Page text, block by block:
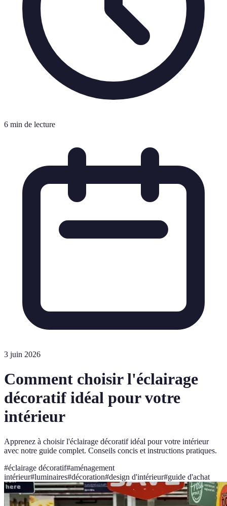
6 min de lecture
3 juin 2026
Comment choisir l'éclairage
décoratif idéal pour votre
intérieur
Apprenez à choisir l'éclairage décoratif idéal pour votre intérieur
avec notre guide complet. Conseils concis et instructions pratiques.
#éclairage décoratif#aménagement
intérieur#luminaires#décoration#design d'intérieur#guide d'achat